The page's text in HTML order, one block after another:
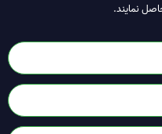
نمایند.